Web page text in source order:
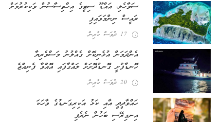
ސަވާހެލި، އައްޑޫ ސިޓީގެ އިހްތިސާސުން ވަކިކުރުމަށް
ރައީސް ނިންމަވައިފި
17 ދުވަސް ކުރިން
އެންދަމަން އުޅެނިކޮށް ގެއްލުނު މަސްވެރިޔާ
ހޮނޑާފުށީ ގޮނޑުދޮށަށް ލައްގާފައި އޮއްވާ ފެނިއްޖެ
20 ދުވަސް ކުރިން
ހައްވާދީދީ އާއި ކަޅު އަކިރިގަނޑުގެ ވާހަކަ
އިނގިރޭސި ބަހުން ނެރެފި